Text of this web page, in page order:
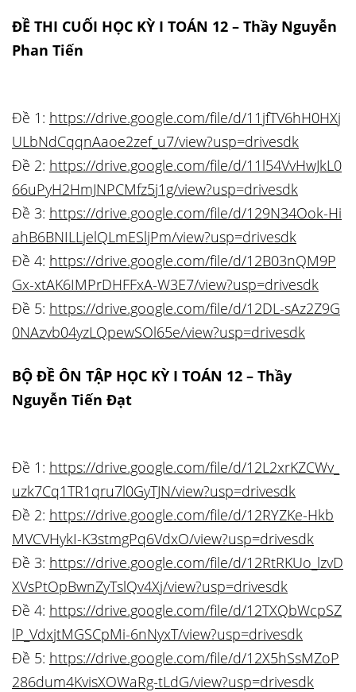
ĐỀ THI CUỐI HỌC KỲ I TOÁN 12 – Thầy Nguyễn
Phan Tiến
Đề 1: https://drive.google.com/file/d/11jfTV6hH0HXj
ULbNdCqqnAaoe2zef_u7/view?usp=drivesdk
Đề 2: https://drive.google.com/file/d/11l54VvHwJkL0
66uPyH2HmJNPCMfz5j1g/view?usp=drivesdk
Đề 3: https://drive.google.com/file/d/129N34Ook-Hi
ahB6BNILLjelQLmESljPm/view?usp=drivesdk
Đề 4: https://drive.google.com/file/d/12B03nQM9P
Gx-xtAK6IMPrDHFFxA-W3E7/view?usp=drivesdk
Đề 5: https://drive.google.com/file/d/12DL-sAz2Z9G
0NAzvb04yzLQpewSOl65e/view?usp=drivesdk
BỘ ĐỀ ÔN TẬP HỌC KỲ I TOÁN 12 – Thầy
Nguyễn Tiến Đạt
Đề 1: https://drive.google.com/file/d/12L2xrKZCWv_
uzk7Cq1TR1qru7l0GyTJN/view?usp=drivesdk
Đề 2: https://drive.google.com/file/d/12RYZKe-Hkb
MVCVHykI-K3stmgPq6VdxO/view?usp=drivesdk
Đề 3: https://drive.google.com/file/d/12RtRKUo_lzvD
XVsPtOpBwnZyTslQv4Xj/view?usp=drivesdk
Đề 4: https://drive.google.com/file/d/12TXQbWcpSZ
lP_VdxjtMGSCpMi-6nNyxT/view?usp=drivesdk
Đề 5: https://drive.google.com/file/d/12X5hSsMZoP
286dum4KvisXOWaRg-tLdG/view?usp=drivesdk